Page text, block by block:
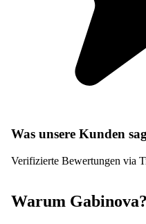
Was unsere Kunden
Verifizierte Bewertungen via
Warum Gabinova?